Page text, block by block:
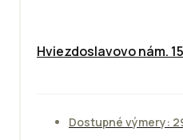
Hviezdoslavovo nám.
Dostupné výmery: